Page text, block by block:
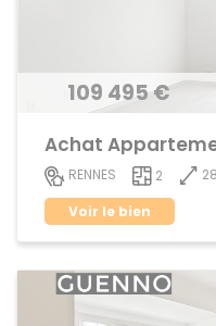
109 495 €
Achat
RENNES 2
Voir le bien